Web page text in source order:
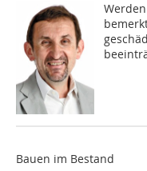
Bauen im Bestand